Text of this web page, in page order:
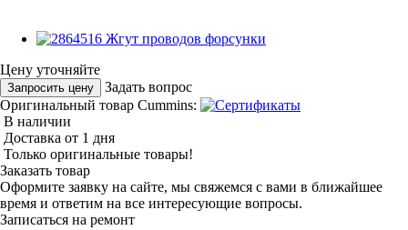
Цену уточняйте
Запросить цену
Задать вопрос
Оригинальный товар Cummins:
В наличии
Доставка от 1 дня
Только оригинальные товары!
Заказать товар
Оформите заявку на сайте, мы свяжемся с вами в ближайшее
время и ответим на все интересующие вопросы.
Записаться на ремонт